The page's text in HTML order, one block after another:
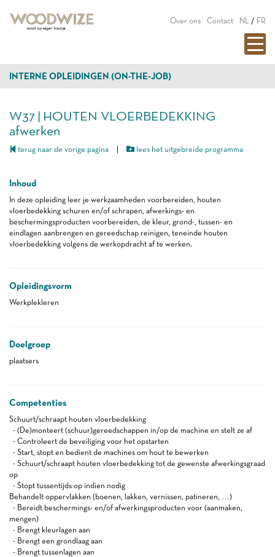
Over ons Contact NL / FR
INTERNE OPLEIDINGEN (ON-THE-JOB)
W37 | HOUTEN VLOERBEDEKKING
afwerken
terug naar de vorige pagina lees het uitgebreide programma
Inhoud
In deze opleiding leer je werkzaamheden voorbereiden, houten
vloerbedekking schuren en/of schrapen, afwerkings- en
beschermingsproducten voorbereiden, de kleur, grond-, tussen- en
eindlagen aanbrengen en gereedschap reinigen, teneinde houten
vloerbedekking volgens de werkopdracht af te werken.
Opleidingsvorm
Werkplekleren
Doelgroep
plaatsers
Competenties
Schuurt/schraapt houten vloerbedekking
- (De)monteert (schuur)gereedschappen in/op de machine en stelt ze af
- Controleert de beveiliging voor het opstarten
- Start, stopt en bedient de machines om hout te bewerken
- Schuurt/schraapt houten vloerbedekking tot de gewenste afwerkingsgraad
op
- Stopt tussentijds op indien nodig
Behandelt oppervlakken (boenen, lakken, vernissen, patineren, …)
- Bereidt beschermings- en/of afwerkingsproducten voor (aanmaken,
mengen)
- Brengt kleurlagen aan
- Brengt een grondlaag aan
- Brengt tussenlagen aan